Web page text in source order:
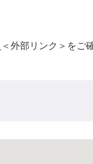
＜外部リンク＞ をご